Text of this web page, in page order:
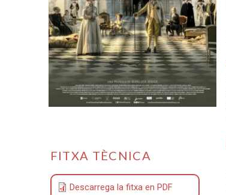
FITXA TÈCNICA
Descarrega la fitxa en PDF